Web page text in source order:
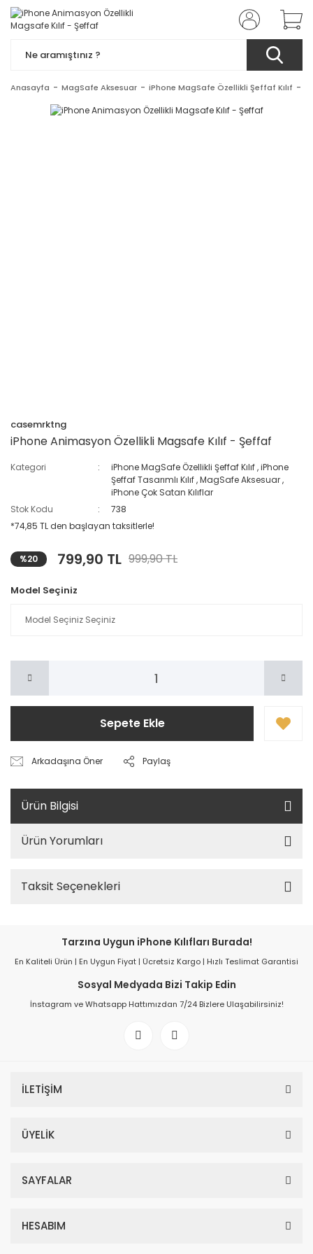
Anasayfa MagSafe Aksesuar iPhone MagSafe Özellikli Şeffaf Kılıf
casemrktng
iPhone Animasyon Özellikli Magsafe Kılıf - Şeffaf
Kategori iPhone MagSafe Özellikli Şeffaf Kılıf,iPhone
Şeffaf Tasarımlı Kılıf,MagSafe Aksesuar,
iPhone Çok Satan Kılıflar
Stok Kodu
738
*74,85 TL den başlayan taksitlerle!
%20 799,90 TL 999,90 TL
Model Seçiniz
Sepete Ekle
Arkadaşına Öner Paylaş
Ürün Bilgisi
Ürün Yorumları
Taksit Seçenekleri
Tarzına Uygun iPhone Kılıfları Burada!
En Kaliteli Ürün | En Uygun Fiyat | Ücretsiz Kargo | Hızlı Teslimat Garantisi
Sosyal Medyada Bizi Takip Edin
İnstagram ve Whatsapp Hattımızdan 7/24 Bizlere Ulaşabilirsiniz!
İLETİŞİM
ÜYELİK
SAYFALAR
HESABIM